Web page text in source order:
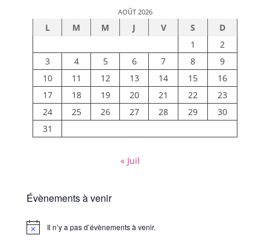
AOÛT 2026
L M M J V S
D
1
2
3
4 5 6 7 8
9
10
11 12 13 14 15
16
17
18 19 20 21 22
23
24
25 26 27 28 29
30
31
« Juil
Évènements à venir
Notice Il n’y a pas d’évènements à venir.